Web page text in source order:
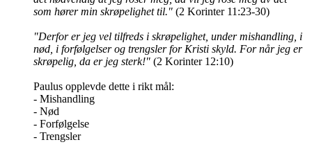
som hører min skrøpelighet til." (2 Korinter 11:23-30)
"Derfor er jeg vel tilfreds i skrøpelighet, under mishandling, i
nød, i forfølgelser og trengsler for Kristi skyld. For når jeg er
skrøpelig, da er jeg sterk!" (2 Korinter 12:10)
Paulus opplevde dette i rikt mål:
- Mishandling
- Nød
- Forfølgelse
- Trengsler